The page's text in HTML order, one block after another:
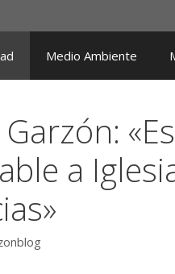
Medio Ambiente
a